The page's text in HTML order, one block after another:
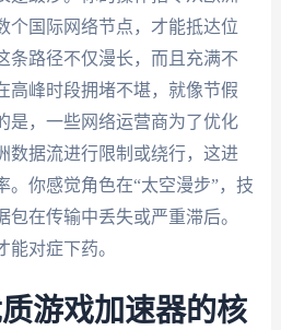
个国际网络节点，才能抵达位
条路径不仅漫长，而且充满不
高峰时段拥堵不堪，就像节假
是，一些网络运营商为了优化
数据流进行限制或绕行，这进
。你感觉角色在“太空漫步”，技
在传输中丢失或严重滞后。
对症下药。
游戏加速器的核